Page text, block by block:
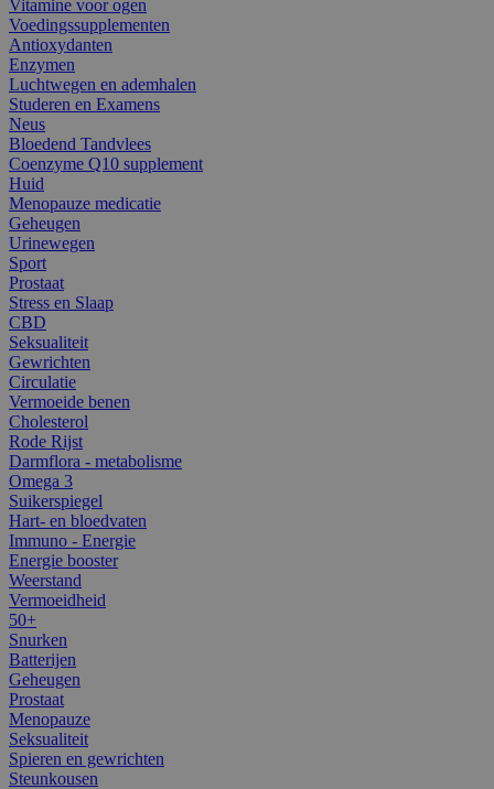
Vitamine voor ogen
Voedingssupplementen
Antioxydanten
Enzymen
Luchtwegen en ademhalen
Studeren en Examens
Neus
Bloedend Tandvlees
Coenzyme Q10 supplement
Huid
Menopauze medicatie
Geheugen
Urinewegen
Sport
Prostaat
Stress en Slaap
CBD
Seksualiteit
Gewrichten
Circulatie
Vermoeide benen
Cholesterol
Rode Rijst
Darmflora - metabolisme
Omega 3
Suikerspiegel
Hart- en bloedvaten
Immuno - Energie
Energie booster
Weerstand
Vermoeidheid
50+
Snurken
Batterijen
Geheugen
Prostaat
Menopauze
Seksualiteit
Spieren en gewrichten
Steunkousen